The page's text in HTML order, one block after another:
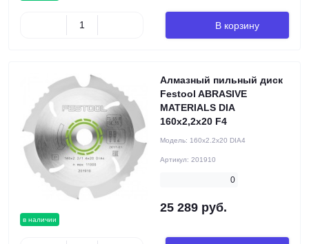
В корзину
в наличии
Алмазный пильный диск
Festool ABRASIVE
MATERIALS DIA
160x2,2x20 F4
Модель: 160x2.2x20 DIA4
Артикул: 201910
0
25 289 руб.